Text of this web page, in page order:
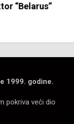
1999. godine.
pokriva veći dio